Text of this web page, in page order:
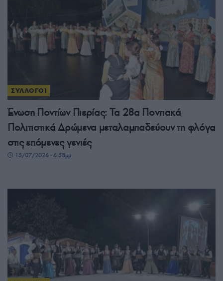
ΣΥΛΛΟΓΟΙ
Ένωση Ποντίων Πιερίας: Τα 28α Ποντιακά
Πολιτιστικά Δρώμενα μεταλαμπαδεύουν τη φλόγα
στις επόμενες γενιές
15/07/2026 - 6:58μμ